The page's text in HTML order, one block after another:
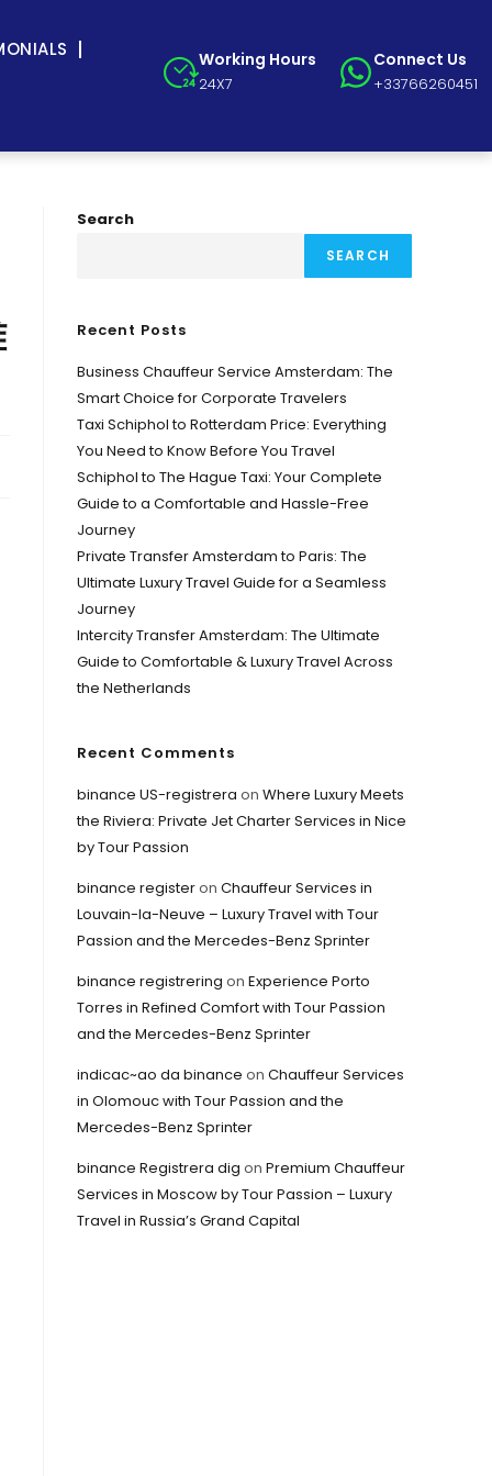
Working Hours
24X7
Connect Us
+33766260451
Search
SEARCH
Recent Posts
Business Chauffeur Service Amsterdam: The
Smart Choice for Corporate Travelers
Taxi Schiphol to Rotterdam Price: Everything
You Need to Know Before You Travel
Schiphol to The Hague Taxi: Your Complete
Guide to a Comfortable and Hassle-Free
Journey
Private Transfer Amsterdam to Paris: The
Ultimate Luxury Travel Guide for a Seamless
Journey
Intercity Transfer Amsterdam: The Ultimate
Guide to Comfortable & Luxury Travel Across
the Netherlands
Recent Comments
binance US-registrera on Where Luxury Meets
the Riviera: Private Jet Charter Services in Nice
by Tour Passion
binance registeron Chauffeur Services in
Louvain-la-Neuve – Luxury Travel with Tour
Passion and the Mercedes-Benz Sprinter
binance registrering on Experience Porto
Torres in Refined Comfort with Tour Passion
and the Mercedes-Benz Sprinter
indicac~ao da binance on Chauffeur Services
in Olomouc with Tour Passion and the
Mercedes-Benz Sprinter
binance Registrera dig on Premium Chauffeur
Services in Moscow by Tour Passion – Luxury
Travel in Russia’s Grand Capital